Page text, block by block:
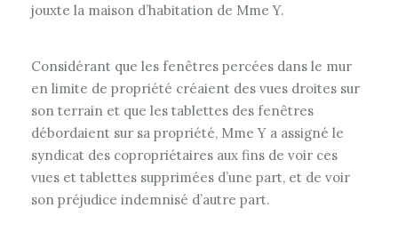
jouxte la maison d’habitation de Mme Y.
Considérant que les fenêtres percées dans le mur
en limite de propriété créaient des vues droites sur
son terrain et que les tablettes des fenêtres
débordaient sur sa propriété, Mme Y a assigné le
syndicat des copropriétaires aux fins de voir ces
vues et tablettes supprimées d’une part, et de voir
son préjudice indemnisé d’autre part.